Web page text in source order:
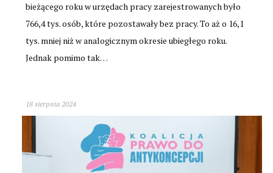
bieżącego roku w urzędach pracy zarejestrowanych było
766,4 tys. osób, które pozostawały bez pracy. To aż o 16,1
tys. mniej niż w analogicznym okresie ubiegłego roku.
Jednak pomimo tak…
18 sierpnia 2024